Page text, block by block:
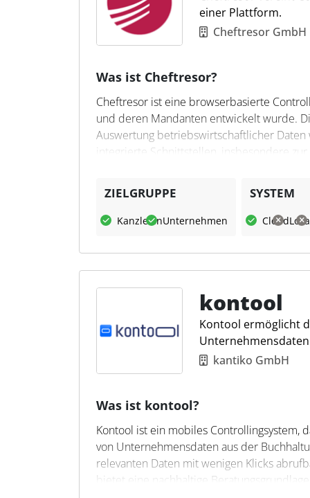
einer Plattform.
Cheftresor GmbH
Was ist Cheftresor?
Cheftresor ist eine browserbasierte
und deren Mandanten entwickelt wurde.
Auswertung betriebswirtschaftlicher Daten
integrierte Schnittstellen, insbesondere zur
Umstellung weiter genutzt werden. Der
Was kann Cheftresor?
Cheftresor bündelt aktuelle
eine strukturierte und digitale
können ihre Mandanten fundiert beraten,
ZIELGRUPPE
KanzleienUnternehmen
SYSTEM
Cloud
kontool
Kontool ermöglicht
kantiko GmbH
Was ist kontool?
Kontool ist ein mobiles Controllingsystem,
von Unternehmensdaten aus der
relevanten Daten mit wenigen Klicks
bietet eine nachhaltige